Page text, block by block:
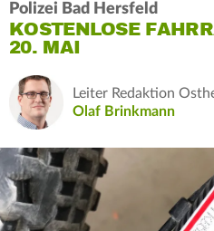
Polizei Bad Hersfeld
KOSTENLOSE
20. MAI
Leiter Redaktion
Olaf Brinkmann